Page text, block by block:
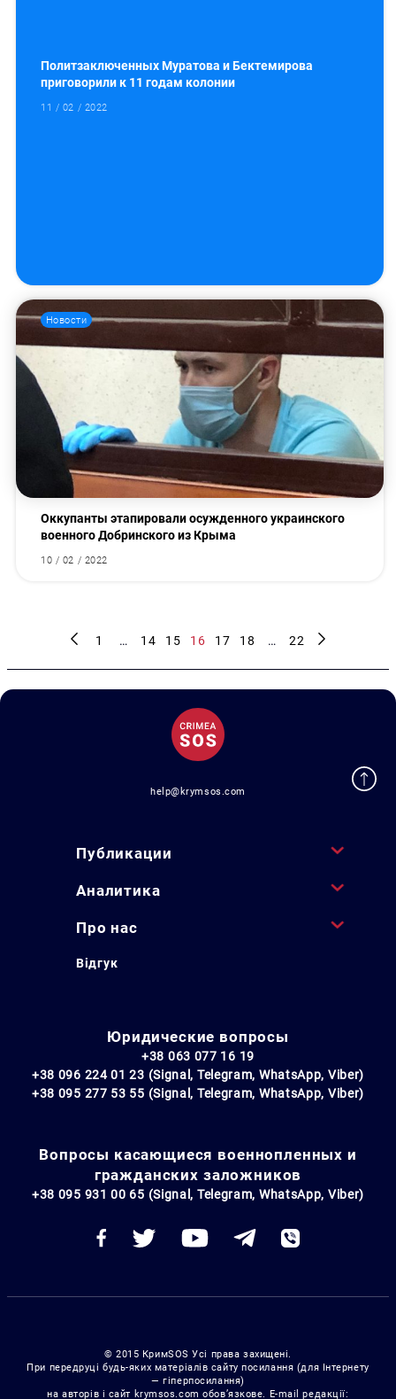
Политзаключенных Муратова и Бектемирова
приговорили к 11 годам колонии
11 / 02 / 2022
Новости
Оккупанты этапировали осужденного украинского
военного Добринского из Крыма
10 / 02 / 2022
1 … 14 15 16 17 18 … 22
help@krymsos.com
Публикации
Аналитика
Про нас
Відгук
Юридические вопросы
+38 063 077 16 19
+38 096 224 01 23 (Signal, Telegram, WhatsApp, Viber)
+38 095 277 53 55 (Signal, Telegram, WhatsApp, Viber)
Вопросы касающиеся военнопленных и
гражданских заложников
+38 095 931 00 65 (Signal, Telegram, WhatsApp, Viber)
© 2015 КримSOS Усі права захищені.
При передруці будь-яких матеріалів сайту посилання (для Інтернету
— гіперпосилання)
на авторів і сайт krymsos.com обов’язкове. E-mail редакції: